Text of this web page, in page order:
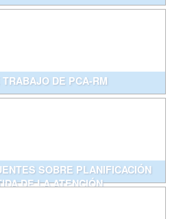
TRABAJO DE PCA-RM
SOBRE PLANIFICACIÓN
DE LA ATENCIÓN